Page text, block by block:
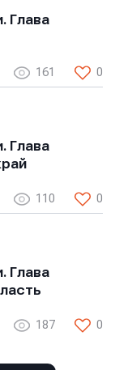
Глава
161 0
Глава
110 0
Глава
187 0